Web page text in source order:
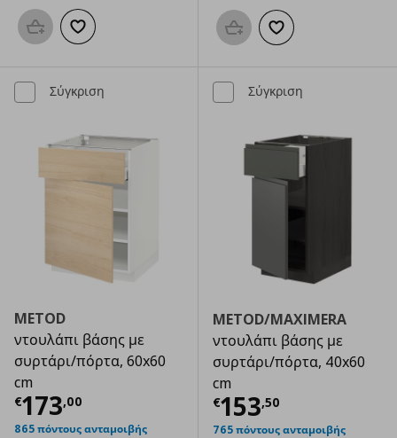
Προσθήκη στο καλάθι
Προσθήκη στα αγαπημένα Προσθήκη στο καλάθι
Προσθήκη στα
Σύγκριση
METOD
ντουλάπι βάσης με
συρτάρι/πόρτα, 60x60
cm
€173,00
Τρέχουσα τιμή € 173,00
865 πόντους ανταμοιβής
Σύγκριση
METOD/MAXIMERA
ντουλάπι βάσης με
συρτάρι/πόρτα, 40x60
cm
€153,50
Τρέχουσα
765 πόντους ανταμοιβής